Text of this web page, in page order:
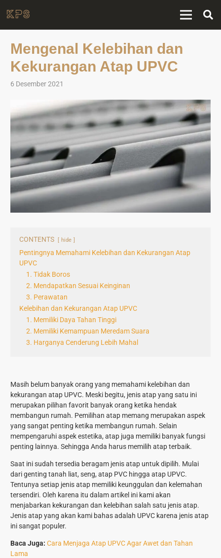
Mengenal Kelebihan dan
Kekurangan Atap UPVC
6 Desember 2021
CONTENTS hide
Pentingnya Memahami Kelebihan dan Kekurangan Atap
UPVC
1. Tidak Boros
2. Mendapatkan Sesuai Keinginan
3. Perawatan
Kelebihan dan Kekurangan Atap UPVC
1. Memiliki Daya Tahan Tinggi
2. Memiliki Kemampuan Meredam Suara
3. Harganya Cenderung Lebih Mahal
Masih belum banyak orang yang memahami kelebihan dan
kekurangan atap UPVC. Meski begitu, jenis atap yang satu ini
merupakan pilihan favorit banyak orang ketika hendak
membangun rumah. Pemilihan atap memang merupakan aspek
yang sangat penting ketika membangun rumah. Selain
mempengaruhi aspek estetika, atap juga memiliki banyak fungsi
penting lainnya. Sehingga Anda harus memilih atap terbaik.
Saat ini sudah tersedia beragam jenis atap untuk dipilih. Mulai
dari genting tanah liat, seng, atap PVC hingga atap UPVC.
Tentunya setiap jenis atap memiliki keunggulan dan kelemahan
tersendiri. Oleh karena itu dalam artikel ini kami akan
menjabarkan kekurangan dan kelebihan salah satu jenis atap.
Jenis atap yang akan kami bahas adalah UPVC karena jenis atap
ini sangat populer.
Baca Juga: Cara Menjaga Atap UPVC Agar Awet dan Tahan
Lama